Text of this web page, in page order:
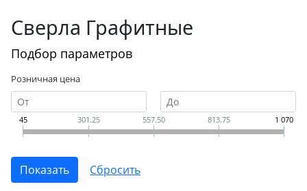
Сверла Графитные
Подбор параметров
Розничная цена
45 301.25 557.50 813.75 1 070